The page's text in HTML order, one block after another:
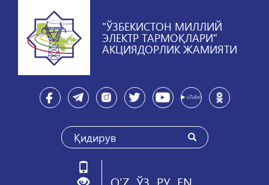
"ЎЗБЕКИСТОН МИЛЛИЙ
ЭЛЕКТР ТАРМОҚЛАРИ"
АКЦИЯДОРЛИК ЖАМИЯТИ
O'Z ЎЗ РУ EN